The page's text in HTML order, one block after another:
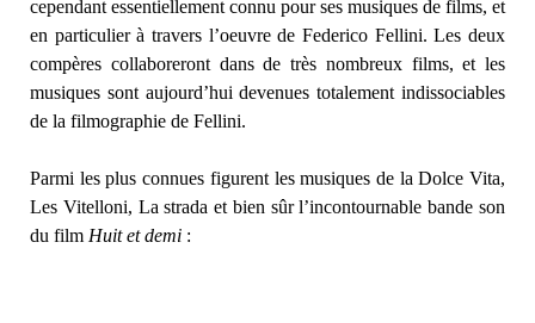
cependant essentiellement connu pour ses musiques de films, et
en particulier à travers l’oeuvre de Federico Fellini. Les deux
compères collaboreront dans de très nombreux films, et les
musiques sont aujourd’hui devenues totalement indissociables
de la filmographie de Fellini.
Parmi les plus connues figurent les musiques de la Dolce Vita,
Les Vitelloni, La strada et bien sûr l’incontournable bande son
du film Huit et demi :